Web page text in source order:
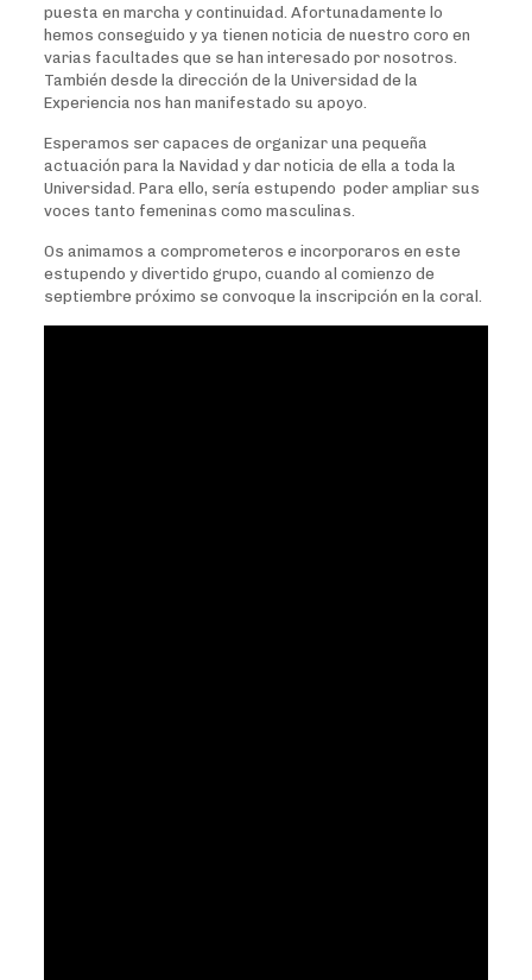
puesta en marcha y continuidad. Afortunadamente lo
hemos conseguido y ya tienen noticia de nuestro coro en
varias facultades que se han interesado por nosotros.
También desde la dirección de la Universidad de la
Experiencia nos han manifestado su apoyo.
Esperamos ser capaces de organizar una pequeña
actuación para la Navidad y dar noticia de ella a toda la
Universidad. Para ello, sería estupendo poder ampliar sus
voces tanto femeninas como masculinas.
Os animamos a comprometeros e incorporaros en este
estupendo y divertido grupo, cuando al comienzo de
septiembre próximo se convoque la inscripción en la coral.